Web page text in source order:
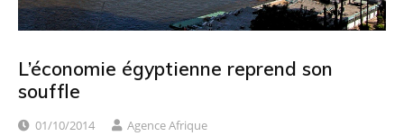
L’économie égyptienne reprend son
souffle
01/10/2014 Agence Afrique